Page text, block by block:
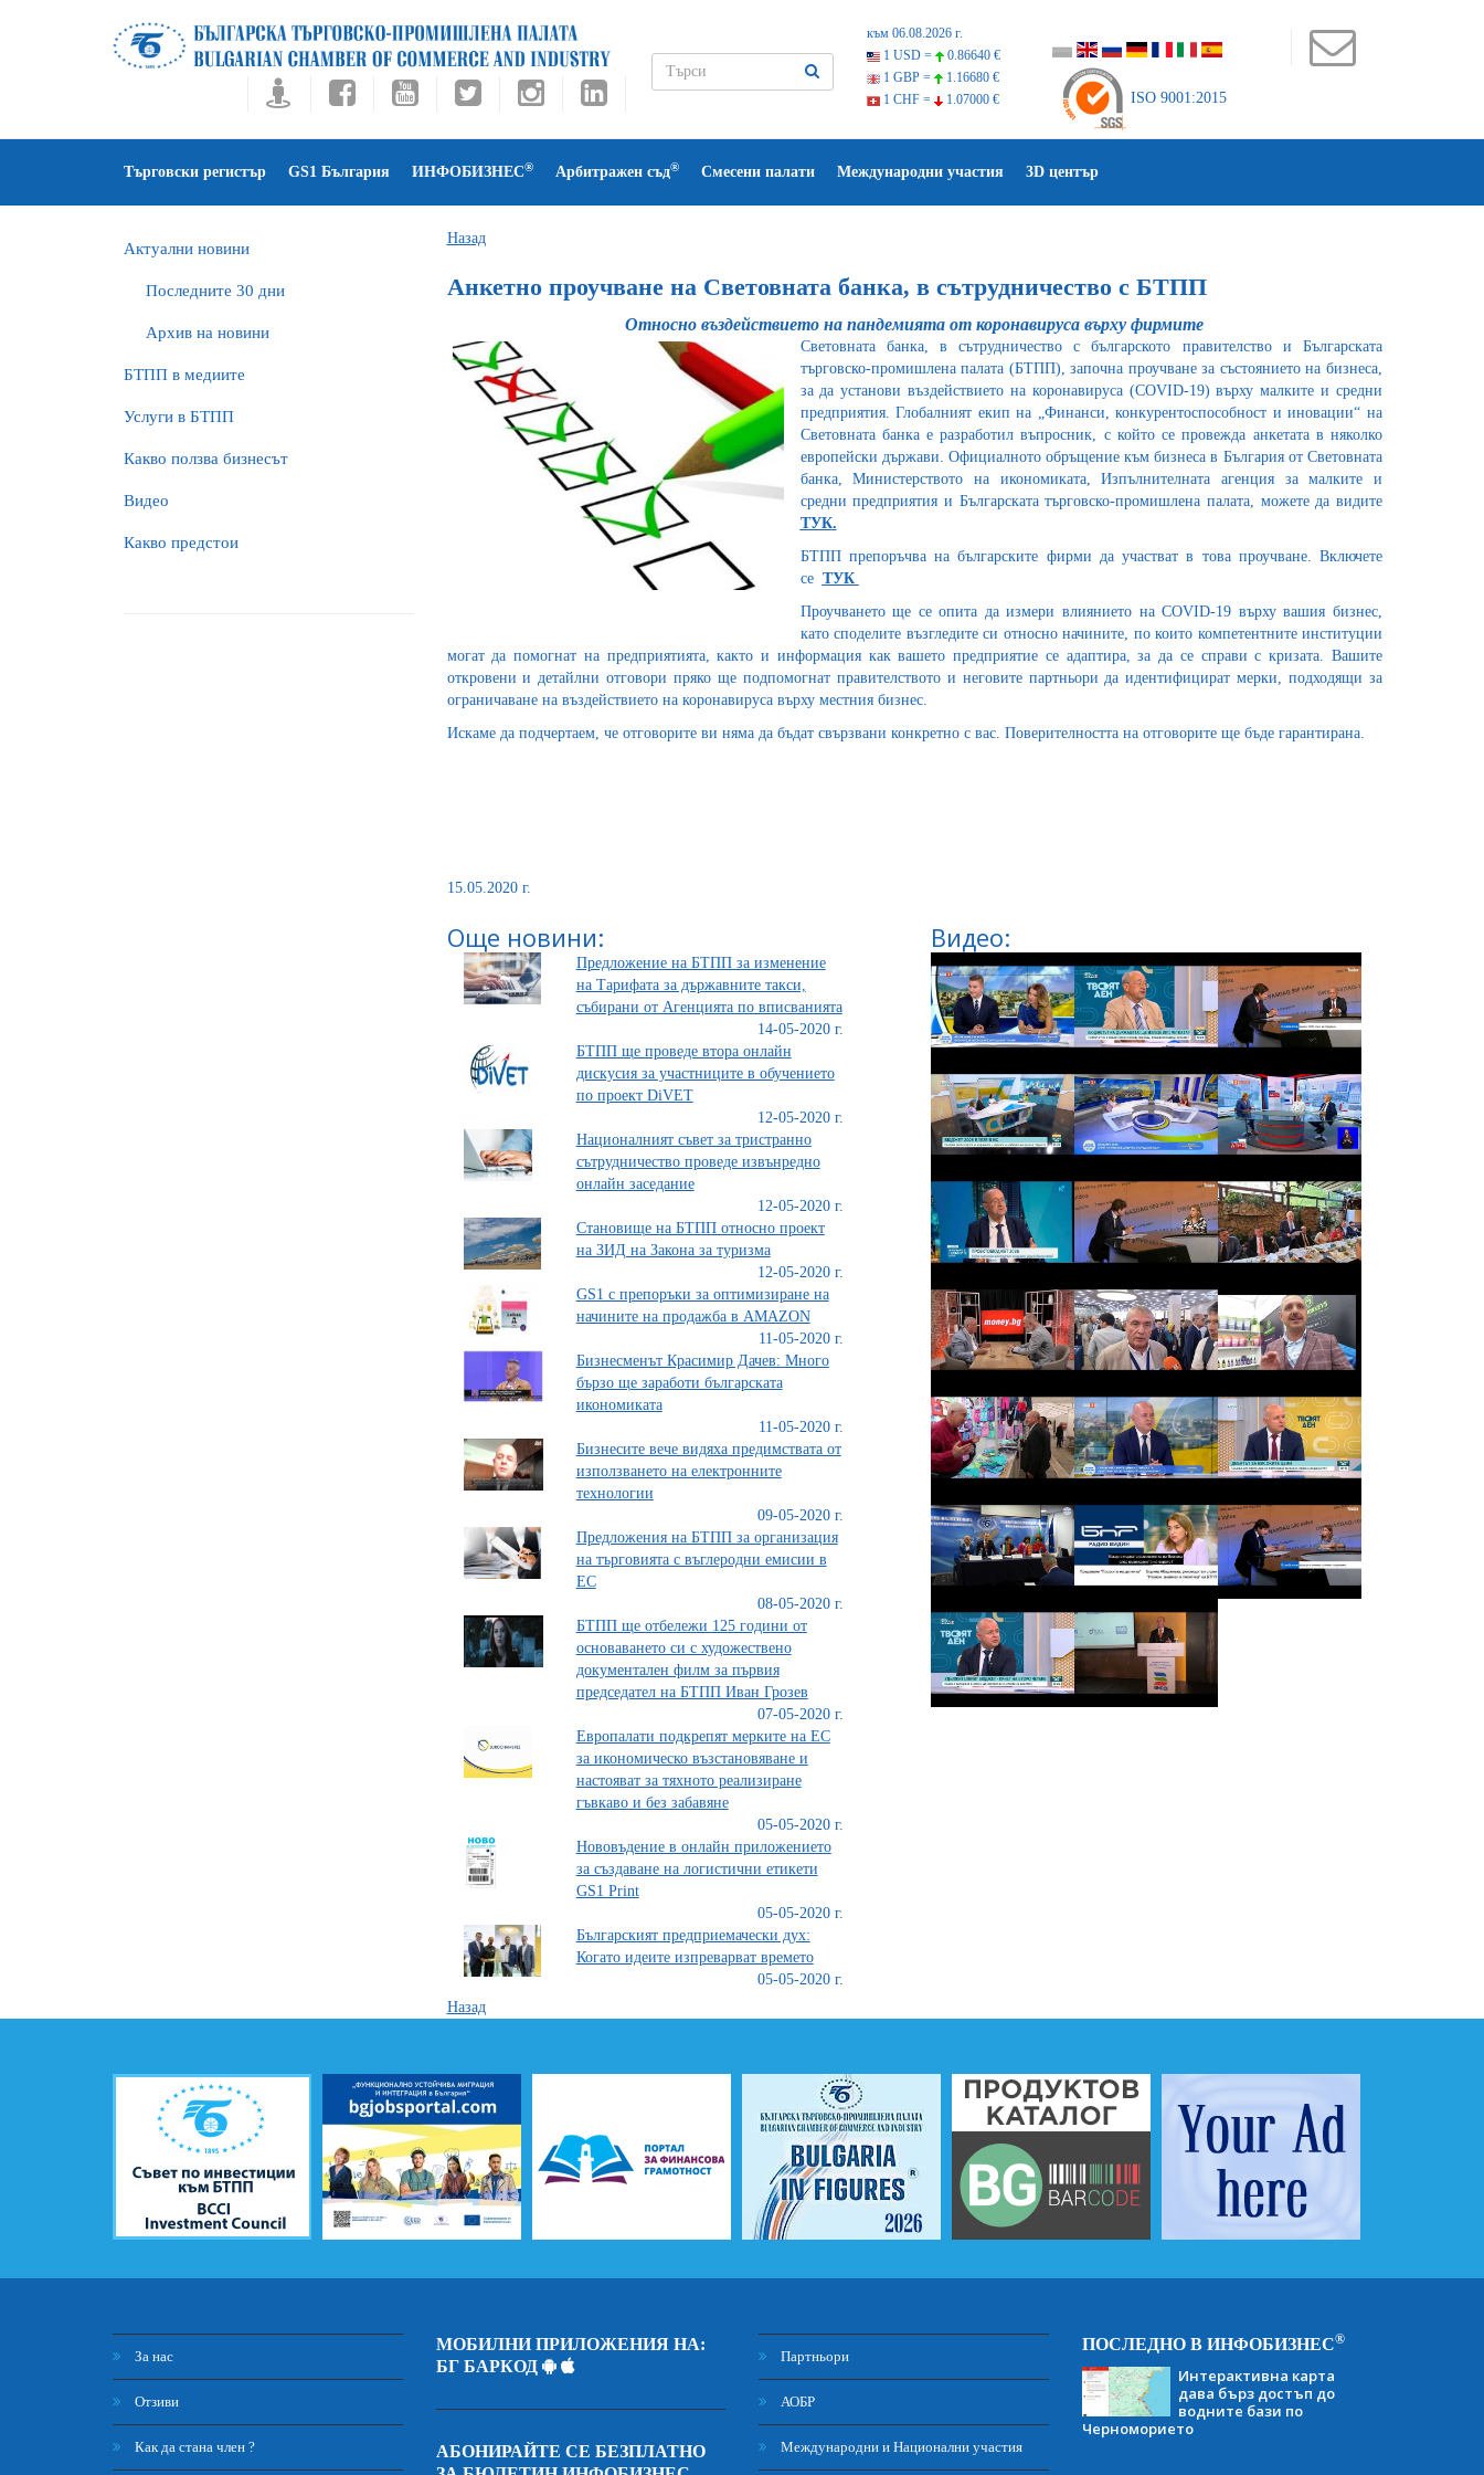
към 06.08.2026 г.
1 USD =
0.86640 €
1 GBP =
1.16680 €
1 CHF =
1.07000 € ISO 9001:2015
Търговски регистър GS1 България ИНФОБИЗНЕС® Арбитражен съд® Смесени палати Международни участия 3D център
Актуални новини
Последните 30 дни
Архив на новини
БTПП в медиите
Услуги в БТПП
Какво ползва бизнесът
Видео
Какво предстои
Назад
Анкетно проучване на Световната банка, в сътрудничество с БТПП
Относно въздействието на пандемията от коронавируса върху фирмите
Световната банка, в сътрудничество с българското правителство и Българската
търговско-промишлена палата (БТПП), започна проучване за състоянието на бизнеса,
за да установи въздействието на коронавируса (COVID-19) върху малките и средни
предприятия. Глобалният екип на „Финанси, конкурентоспособност и иновации“ на
Световната банка е разработил въпросник, с който се провежда анкетата в няколко
европейски държави. Официалното обръщение към бизнеса в България от Световната
банка, Министерството на икономиката, Изпълнителната агенция за малките и
средни предприятия и Българската търговско-промишлена палата, можете да видите
ТУК.
БТПП препоръчва на българските фирми да участват в това проучване. Включете
се ТУК
Проучването ще се опита да измери влиянието на COVID-19 върху вашия бизнес,
като споделите възгледите си относно начините, по които компетентните институции
могат да помогнат на предприятията, както и информация как вашето предприятие се адаптира, за да се справи с кризата. Вашите
откровени и детайлни отговори пряко ще подпомогнат правителството и неговите партньори да идентифицират мерки, подходящи за
ограничаване на въздействието на коронавируса върху местния бизнес.
Искаме да подчертаем, че отговорите ви няма да бъдат свързвани конкретно с вас. Поверителността на отговорите ще бъде гарантирана.
15.05.2020 г.
Още новини:
Предложение на БТПП за изменение
на Тарифата за държавните такси,
събирани от Агенцията по вписванията
14-05-2020 г.
БТПП ще проведе втора онлайн
дискусия за участниците в обучението
по проект DiVET
12-05-2020 г.
Националният съвет за тристранно
сътрудничество проведе извънредно
онлайн заседание
12-05-2020 г.
Становище на БТПП относно проект
на ЗИД на Закона за туризма
12-05-2020 г.
GS1 с препоръки за оптимизиране на
начините на продажба в AMAZON
11-05-2020 г.
Бизнесменът Красимир Дачев: Много
бързо ще заработи българската
икономиката
11-05-2020 г.
Бизнесите вече видяха предимствата от
използването на електронните
технологии
09-05-2020 г.
Предложения на БТПП за организация
на търговията с въглеродни емисии в
ЕС
08-05-2020 г.
БТПП ще отбележи 125 години от
основаването си с художествено
документален филм за първия
председател на БТПП Иван Грозев
07-05-2020 г.
Eвропалати подкрепят мерките на ЕС
за икономическо възстановяване и
настояват за тяхното реализиране
гъвкаво и без забавяне
05-05-2020 г.
Нововъдение в онлайн приложението
за създаване на логистични етикети
GS1 Print
05-05-2020 г.
Българският предприемачески дух:
Когато идеите изпреварват времето
05-05-2020 г.
Видео:
Назад
За нас
Отзиви
Как да стана член ?
МОБИЛНИ ПРИЛОЖЕНИЯ НА:
БГ БАРКОД
АБОНИРАЙТЕ СЕ БЕЗПЛАТНО
Партньори
АОБР
Международни и Национални участия
ПОСЛЕДНО В ИНФОБИЗНЕС®
Интерактивна карта
дава бърз достъп до
водните бази по
Черноморието